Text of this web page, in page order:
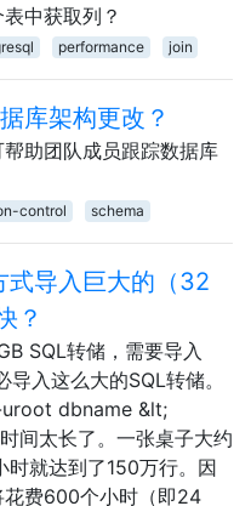
中获取列？
performance join
库架构更改？
助团队成员跟踪数据库
control schema
式导入巨大的（32
？
SQL转储，需要导入
入这么大的SQL转储。
dbname &lt;
间太长了。一张桌子大约
就达到了150万行。因
花费600个小时（即24